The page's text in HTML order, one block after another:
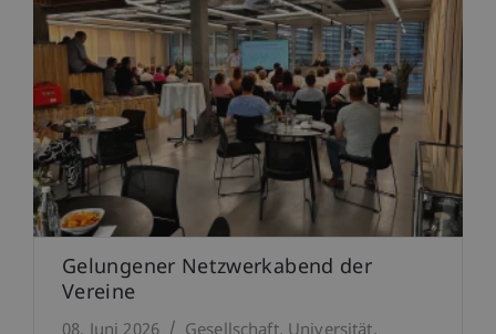
Gelungener Netzwerkabend der
Vereine